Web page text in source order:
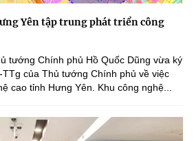
Yên tập trung phát triển công
tướng Chính phủ Hồ Quốc Dũng vừa ký
của Thủ tướng Chính phủ về việc
cao tỉnh Hưng Yên. Khu công nghệ...